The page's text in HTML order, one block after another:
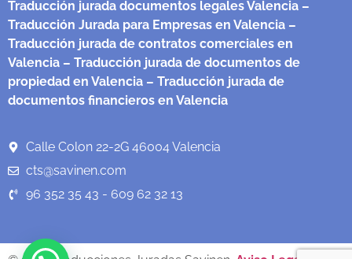
Traducción jurada documentos legales Valencia –
Traducción Jurada para Empresas en Valencia –
Traducción jurada de contratos comerciales en
Valencia – Traducción jurada de documentos de
propiedad en Valencia – Traducción jurada de
documentos financieros en Valencia
Calle Colon 22-2G 46004 Valencia
cts@savinen.com
96 352 35 43 - 609 62 32 13